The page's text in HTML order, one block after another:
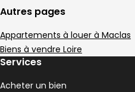
Autres pages
Appartements à louer à Maclas
Biens à vendre Loire
Services
Acheter un bien